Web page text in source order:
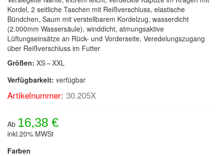
Kordel, 2 seitliche Taschen mit Reißverschluss, elastische
Bündchen, Saum mit verstellbarem Kordelzug, wasserdicht
(2.000mm Wassersäule), winddicht, atmungsaktive
Lüftungseinsätze an Rück- und Vorderseite, Veredelungszugang
über Reißverschluss im Futter
Größen: XS – XXL
Verfügbarkeit: verfügbar
Artikelnummer: 30.205X
Ab 16,38 €
inkl.20% MWSt
Farben